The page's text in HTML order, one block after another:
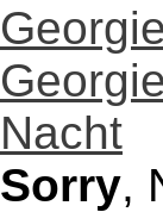
Nacht
Sorry,